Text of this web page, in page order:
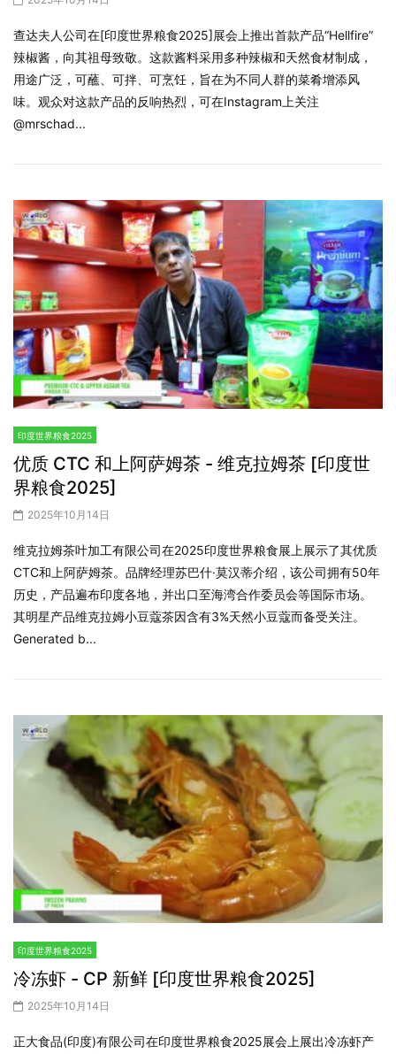
查达夫人公司在[印度世界粮食2025]展会上推出首款产品“Hellfire”
辣椒酱，向其祖母致敬。这款酱料采用多种辣椒和天然食材制成，
用途广泛，可蘸、可拌、可烹饪，旨在为不同人群的菜肴增添风
味。观众对这款产品的反响热烈，可在Instagram上关注
@mrschad...
印度世界粮食2025
优质 CTC 和上阿萨姆茶 - 维克拉姆茶 [印度世
界粮食2025]
2025年10月14日
维克拉姆茶叶加工有限公司在2025印度世界粮食展上展示了其优质
CTC和上阿萨姆茶。品牌经理苏巴什·莫汉蒂介绍，该公司拥有50年
历史，产品遍布印度各地，并出口至海湾合作委员会等国际市场。
其明星产品维克拉姆小豆蔻茶因含有3%天然小豆蔻而备受关注。
Generated b...
印度世界粮食2025
冷冻虾 - CP 新鲜 [印度世界粮食2025]
2025年10月14日
正大食品(印度)有限公司在印度世界粮食2025展会上展出冷冻虾产